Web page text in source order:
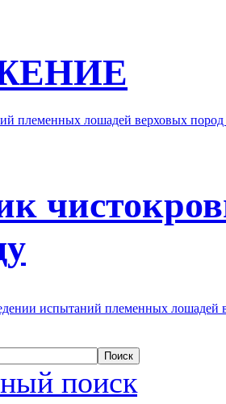
племенных лошадей верховых
испытаний племенных лошадей
поиск